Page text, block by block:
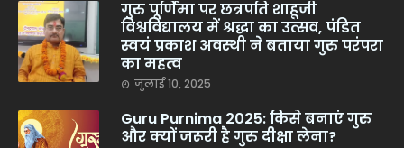
गुरु पूर्णिमा पर छत्रपति शाहूजी
विश्वविद्यालय में श्रद्धा का उत्सव, पंडित
स्वयं प्रकाश अवस्थी ने बताया गुरु परंपरा
का महत्व
जुलाई 10, 2025
Guru Purnima 2025: किसे बनाएं गुरु
और क्यों जरूरी है गुरु दीक्षा लेना?